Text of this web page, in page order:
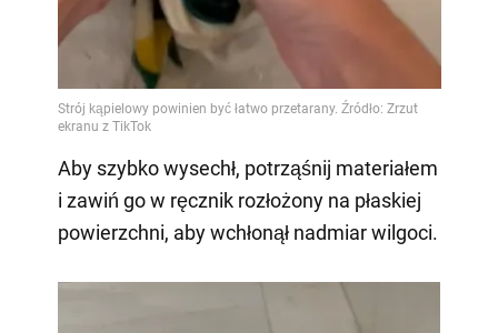
Aby szybko wysechł, potrząśnij materiałem
i zawiń go w ręcznik rozłożony na płaskiej
powierzchni, aby wchłonął nadmiar wilgoci.